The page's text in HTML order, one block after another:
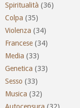
Spiritualità (36)
Colpa (35)
Violenza (34)
Francese (34)
Media (33)
Genetica (33)
Sesso (33)
Musica (32)